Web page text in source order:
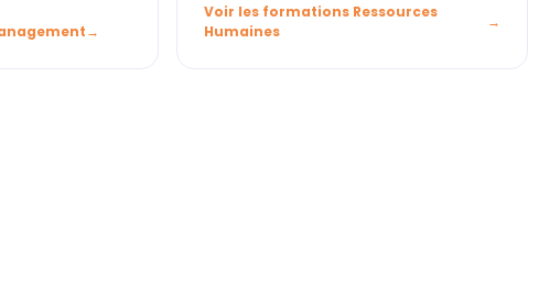
Voir les formations Ressources
Humaines